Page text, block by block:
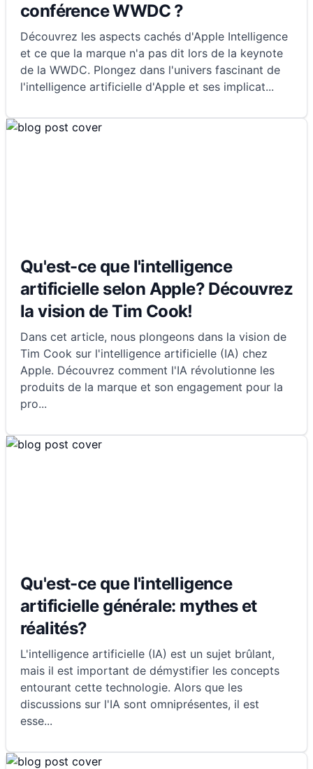
conférence WWDC ?
Découvrez les aspects cachés d'Apple Intelligence
et ce que la marque n'a pas dit lors de la keynote
de la WWDC. Plongez dans l'univers fascinant de
l'intelligence artificielle d'Apple et ses implicat...
Qu'est-ce que l'intelligence
artificielle selon Apple? Découvrez
la vision de Tim Cook!
Dans cet article, nous plongeons dans la vision de
Tim Cook sur l'intelligence artificielle (IA) chez
Apple. Découvrez comment l'IA révolutionne les
produits de la marque et son engagement pour la
pro...
Qu'est-ce que l'intelligence
artificielle générale: mythes et
réalités?
L'intelligence artificielle (IA) est un sujet brûlant,
mais il est important de démystifier les concepts
entourant cette technologie. Alors que les
discussions sur l'IA sont omniprésentes, il est
esse...